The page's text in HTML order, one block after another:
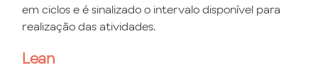
em ciclos e é sinalizado o intervalo disponível para
realização das atividades.
Lean